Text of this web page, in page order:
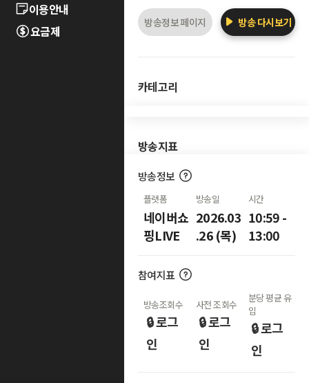
이용안내
요금제
방송정보 페이지 방송 다시보기
카테고리
방송지표
방송정보
플랫폼
네이버쇼
핑LIVE
방송일
2026.03
.26 (목)
시간
10:59 -
13:00
참여지표
방송조회수
🔒 로그
인
사전 조회수
🔒 로그
인
분당 평균 유
입
🔒 로그
인